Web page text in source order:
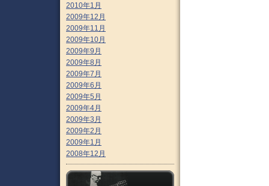
2010年1月
2009年12月
2009年11月
2009年10月
2009年9月
2009年8月
2009年7月
2009年6月
2009年5月
2009年4月
2009年3月
2009年2月
2009年1月
2008年12月